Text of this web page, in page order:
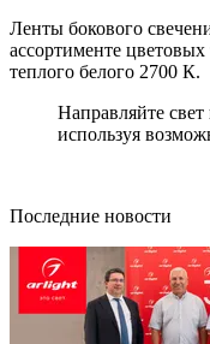
Ленты бокового
ассортименте
теплого белого 2700 К.
Направляйте
используя
Последние новости